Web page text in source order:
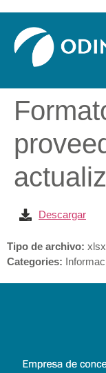
Descargar
Tipo de archivo: xlsx
Categories: